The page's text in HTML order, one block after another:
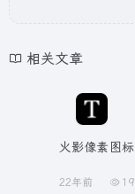
相关文章
火影像素图标
22年前 19